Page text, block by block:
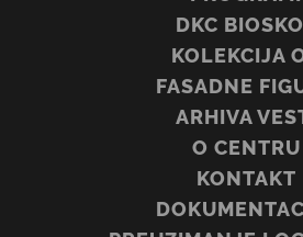
DKC
KOLEKCIJA
FASADNE
ARHIVA
O CENTRU
KONTAKT